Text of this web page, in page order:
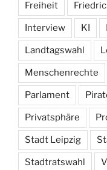
Freiheit
Interview KI
Landtagswahl
Menschenrechte
Parlament
Privatsphäre
Stadt Leipzig
Stadtratswahl